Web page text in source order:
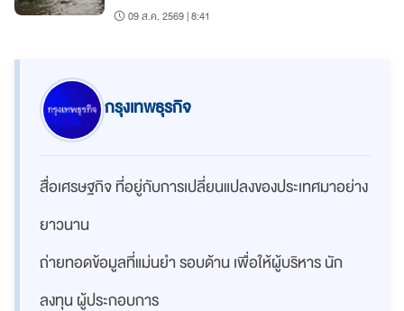
09 ส.ค. 2569 | 8:41
กรุงเทพธุรกิจ
สื่อเศรษฐกิจ ที่อยู่กับการเปลี่ยนแปลงของประเทศมาอย่าง
ยาวนาน
ถ่ายทอดข้อมูลที่แม่นยำ รอบด้าน เพื่อให้ผู้บริหาร นัก
ลงทุน ผู้ประกอบการ